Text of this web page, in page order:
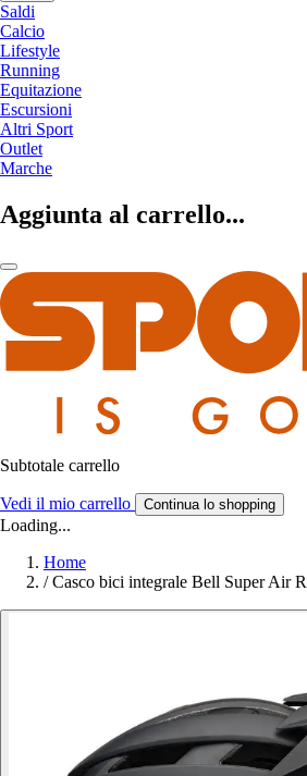
Saldi
Calcio
Lifestyle
Running
Equitazione
Escursioni
Altri Sport
Outlet
Marche
Aggiunta al carrello...
Subtotale carrello
Vedi il mio carrello Continua lo shopping
Loading...
Home
/ Casco bici integrale Bell Super Air